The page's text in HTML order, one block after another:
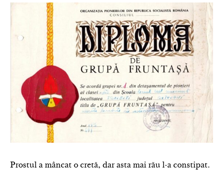
Prostul a mâncat o cretă, dar asta mai rău l-a constipat.